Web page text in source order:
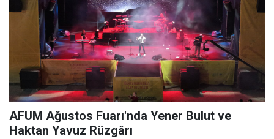
AFUM Ağustos Fuarı'nda Yener Bulut ve
Haktan Yavuz Rüzgârı